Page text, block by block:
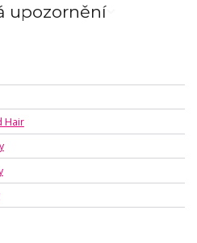
upozornění
Hair